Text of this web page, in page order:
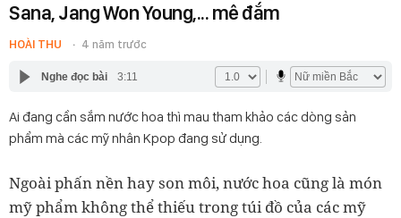
Sana, Jang Won Young,... mê đắm
HOÀI THU 4 năm trước
Nghe đọc bài 3:11
Ai đang cần sắm nước hoa thì mau tham khảo các dòng sản
phẩm mà các mỹ nhân Kpop đang sử dụng.
Ngoài phấn nền hay son môi, nước hoa cũng là món
mỹ phẩm không thể thiếu trong túi đồ của các mỹ